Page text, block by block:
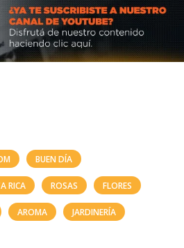
BUEN DÍA
RICA ROSAS FLORES
AROMA JARDINERÍA